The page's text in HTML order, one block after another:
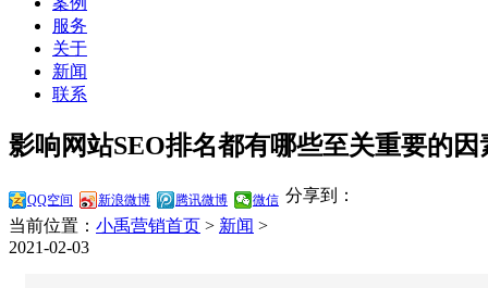
服务
关于
新闻
联系
影响网站SEO排名都有哪些至关重要的
分享到：
QQ空间 新浪微博 腾讯微博 微信
当前位置： 小禹营销首页 > 新闻 >
2021-02-03